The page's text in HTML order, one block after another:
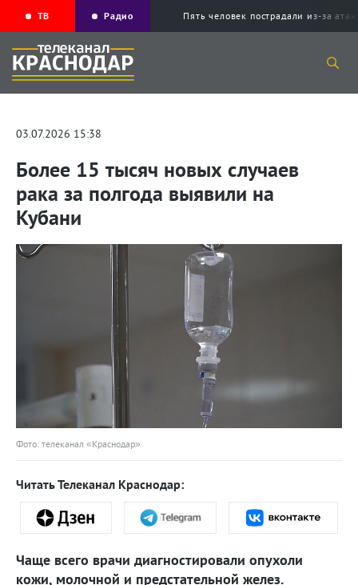
ТВ Радио Пять человек пострадали из-за
03.07.2026 15:38
Более 15 тысяч новых случаев
рака за полгода выявили на
Кубани
Фото: телеканал «Краснодар»
Читать Телеканал Краснодар:
Чаще всего врачи диагностировали опухоли
кожи, молочной и предстательной желез.